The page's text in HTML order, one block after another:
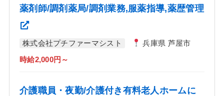
薬剤師/調剤薬局/調剤業務,服薬指導,薬歴管理
株式会社プチファーマシスト 兵庫県 芦屋市
時給2,000円～
介護職員・夜勤/介護付き有料老人ホームに